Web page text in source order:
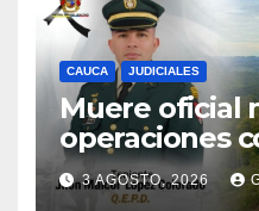
CAUCA JUDICIALES
Muere oficial
operaciones
el sur del
3 AGOSTO, 2026